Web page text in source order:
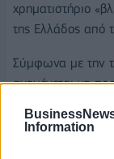
Information
χρηματιστήριο
της Ελλάδος από
Σύμφωνα με την
αναμένεται να
τον Σεπτέμβριο
οδηγήσει σε